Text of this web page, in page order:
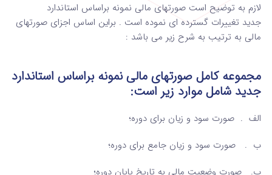
لازم به توضیح است صورتهای مالی نمونه براساس استاندارد
جدید تغییرات گسترده ای نموده است . براین اساس اجزای صورتهای
مالی به ترتیب به شرح زیر می باشد :
مجموعه کامل صورتهای مالی نمونه براساس استاندارد
جدید شامل موارد زیر است:
الف . صورت سود و زیان برای دوره؛
ب . صورت سود و زیان جامع برای دوره؛
پ. صورت وضعیت مالی به تاریخ پایان دوره؛